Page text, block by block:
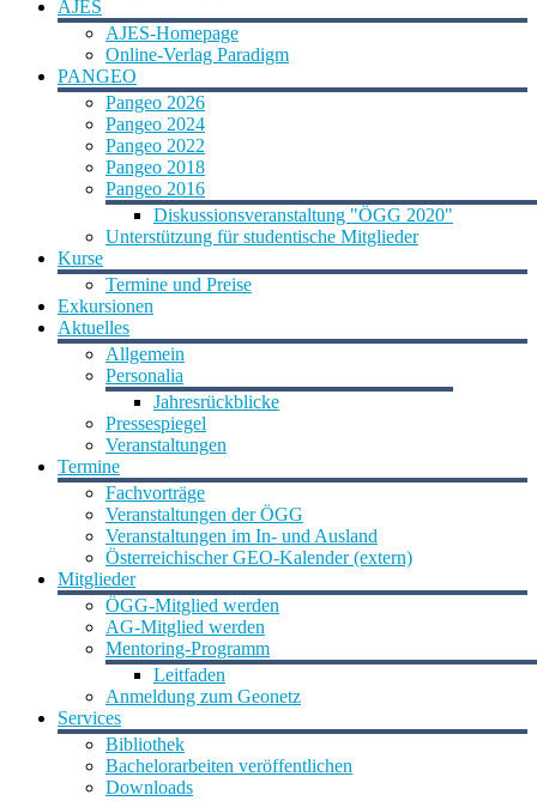
AJES
AJES-Homepage
Online-Verlag Paradigm
PANGEO
Pangeo 2026
Pangeo 2024
Pangeo 2022
Pangeo 2018
Pangeo 2016
Diskussionsveranstaltung "ÖGG 2020"
Unterstützung für studentische Mitglieder
Kurse
Termine und Preise
Exkursionen
Aktuelles
Allgemein
Personalia
Jahresrückblicke
Pressespiegel
Veranstaltungen
Termine
Fachvorträge
Veranstaltungen der ÖGG
Veranstaltungen im In- und Ausland
Österreichischer GEO-Kalender (extern)
Mitglieder
ÖGG-Mitglied werden
AG-Mitglied werden
Mentoring-Programm
Leitfaden
Anmeldung zum Geonetz
Services
Bibliothek
Bachelorarbeiten veröffentlichen
Downloads